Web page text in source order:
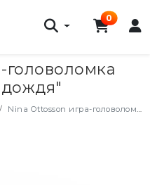
0
головоломка
Nina Ottosson игра-головоломка для кошек "Капли дождя"